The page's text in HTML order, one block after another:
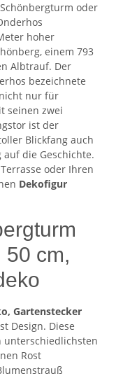
oder
hoher
einem 793
Albtrauf. Der
bezeichnete
nur für
seinen zwei
ist der
Blickfang auch
die Geschichte.
oder Ihren
Dekofigur
50 cm,
Gartenstecker
Design. Diese
unterschiedlichsten
Rost